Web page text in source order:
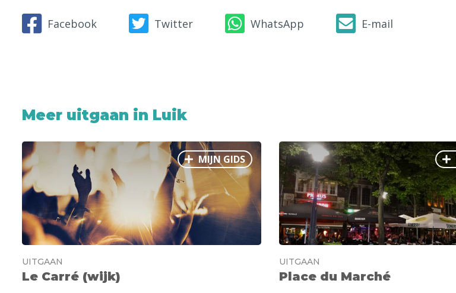
Facebook Twitter WhatsApp E-mail
Meer uitgaan in Luik
MIJN GIDS
UITGAAN
Le Carré (wijk)
UITGAAN
Place du Marché